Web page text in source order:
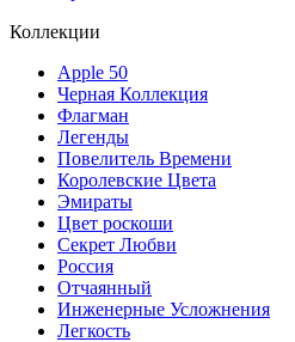
Коллекции
Apple 50
Черная Коллекция
Флагман
Легенды
Повелитель Времени
Королевские Цвета
Эмираты
Цвет роскоши
Секрет Любви
Россия
Отчаянный
Инженерные Усложнения
Легкость